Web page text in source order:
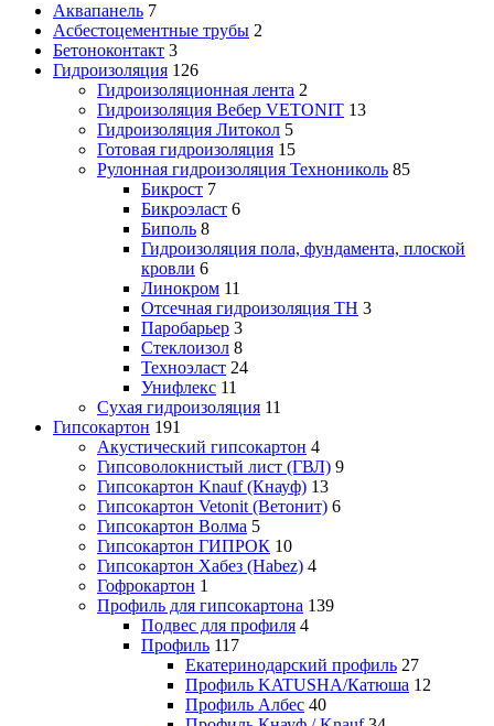
Аквапанель 7
Асбестоцементные трубы 2
Бетоноконтакт 3
Гидроизоляция 126
Гидроизоляционная лента 2
Гидроизоляция Вебер VETONIT 13
Гидроизоляция Литокол 5
Готовая гидроизоляция 15
Рулонная гидроизоляция Технониколь 85
Бикрост 7
Бикроэласт 6
Биполь 8
Гидроизоляция пола, фундамента, плоской
кровли 6
Линокром 11
Отсечная гидроизоляция ТН 3
Паробарьер 3
Стеклоизол 8
Техноэласт 24
Унифлекс 11
Сухая гидроизоляция 11
Гипсокартон 191
Акустический гипсокартон 4
Гипсоволокнистый лист (ГВЛ) 9
Гипсокартон Knauf (Кнауф) 13
Гипсокартон Vetonit (Ветонит) 6
Гипсокартон Волма 5
Гипсокартон ГИПРОК 10
Гипсокартон Хабез (Habez) 4
Гофрокартон 1
Профиль для гипсокартона 139
Подвес для профиля 4
Профиль 117
Екатеринодарский профиль 27
Профиль KATUSHA/Катюша 12
Профиль Албес 40